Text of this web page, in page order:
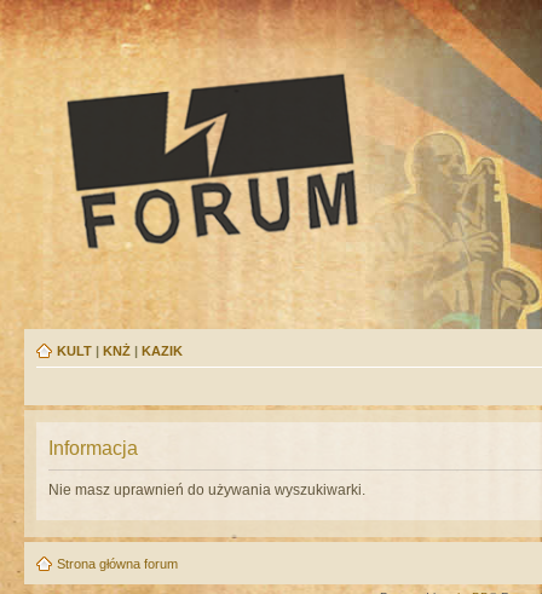
KULT | KNŻ | KAZIK
Informacja
Nie masz uprawnień do używania wyszukiwarki.
Strona główna forum